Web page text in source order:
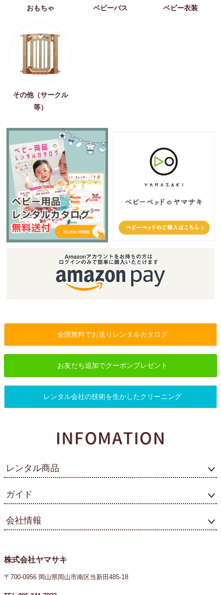
おもちゃ ベビーバス ベビー衣装
その他（サークル
等）
全国無料でお送りレンタルカタログ
お友だち追加でクーポンプレゼント
レンタル会社の技術を生かしたクリーニング
レンタル商品
ガイド
会社情報
株式会社ヤマサキ
〒700-0956 岡山県岡山市南区当新田485-18